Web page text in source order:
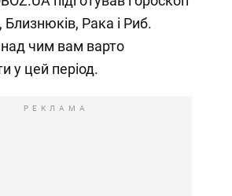
Близнюків, Рака і Риб.
над чим вам варто
у цей період.
РЕКЛАМА